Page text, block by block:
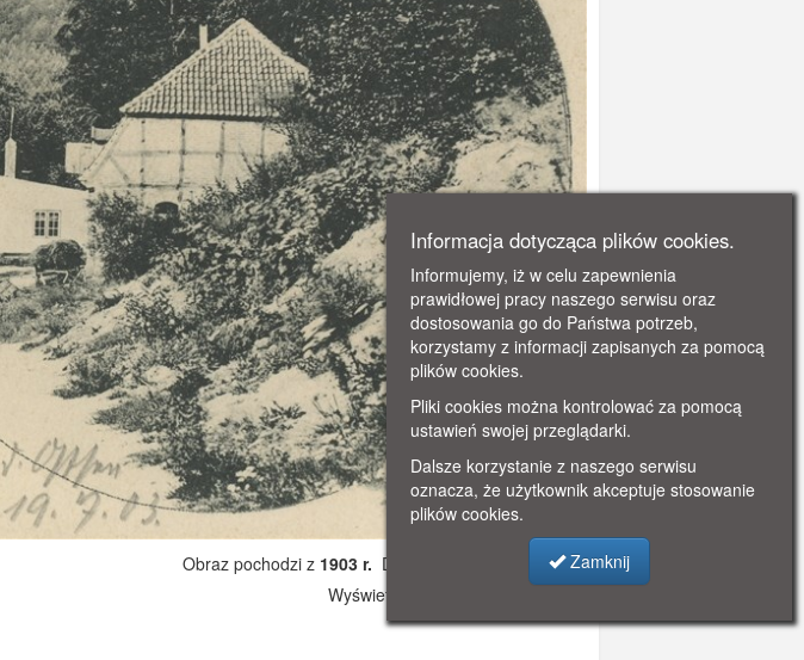
Obraz pochodzi z 1903 r. Dodano: 2019-11-01 10:59
Wyświetlono: 2854
Informacja dotycząca plików cookies.
Informujemy, iż w celu zapewnienia
prawidłowej pracy naszego serwisu oraz
dostosowania go do Państwa potrzeb,
korzystamy z informacji zapisanych za pomocą
plików cookies.
Pliki cookies można kontrolować za pomocą
ustawień swojej przeglądarki.
Dalsze korzystanie z naszego serwisu
oznacza, że użytkownik akceptuje stosowanie
plików cookies.
Zamknij